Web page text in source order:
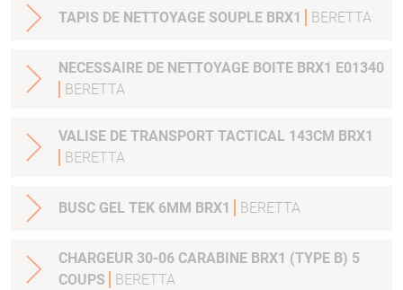
TAPIS DE NETTOYAGE SOUPLE BRX1 BERETTA
NECESSAIRE DE NETTOYAGE BOITE BRX1 E01340
BERETTA
VALISE DE TRANSPORT TACTICAL 143CM BRX1
BERETTA
BUSC GEL TEK 6MM BRX1 BERETTA
CHARGEUR 30-06 CARABINE BRX1 (TYPE B) 5
COUPS
BERETTA